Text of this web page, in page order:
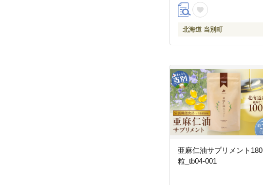
北海道 当別町
亜麻仁油サプリメント180
粒_tb04-001